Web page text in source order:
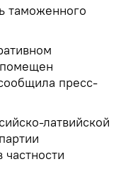
таможенного
пресс-
латвийской